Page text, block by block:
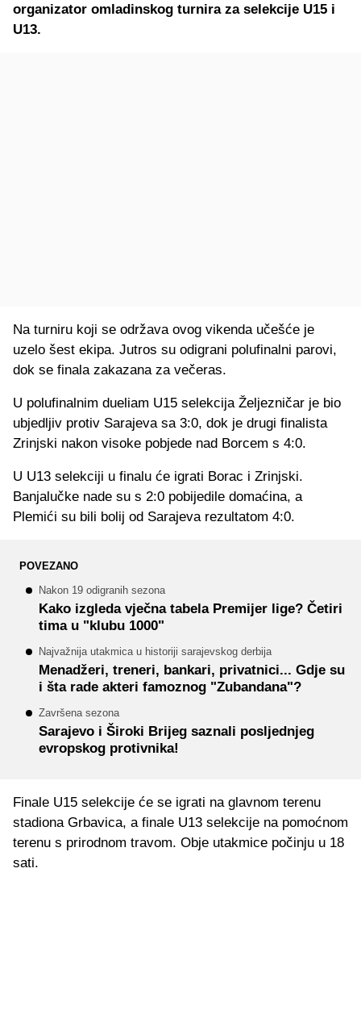
organizator omladinskog turnira za selekcije U15 i
U13.
Na turniru koji se održava ovog vikenda učešće je
uzelo šest ekipa. Jutros su odigrani polufinalni parovi,
dok se finala zakazana za večeras.
U polufinalnim dueliam U15 selekcija Željezničar je bio
ubjedljiv protiv Sarajeva sa 3:0, dok je drugi finalista
Zrinjski nakon visoke pobjede nad Borcem s 4:0.
U U13 selekciji u finalu će igrati Borac i Zrinjski.
Banjalučke nade su s 2:0 pobijedile domaćina, a
Plemići su bili bolij od Sarajeva rezultatom 4:0.
POVEZANO
Nakon 19 odigranih sezona
Kako izgleda vječna tabela Premijer lige? Četiri
tima u "klubu 1000"
Najvažnija utakmica u historiji sarajevskog derbija
Menadžeri, treneri, bankari, privatnici... Gdje su
i šta rade akteri famoznog "Zubandana"?
Završena sezona
Sarajevo i Široki Brijeg saznali posljednjeg
evropskog protivnika!
Finale U15 selekcije će se igrati na glavnom terenu
stadiona Grbavica, a finale U13 selekcije na pomoćnom
terenu s prirodnom travom. Obje utakmice počinju u 18
sati.